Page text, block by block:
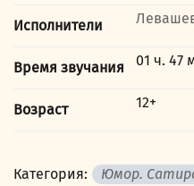
Исполнители
Время звучания 01 ч. 47
Возраст 12+
Категория: Юмор.